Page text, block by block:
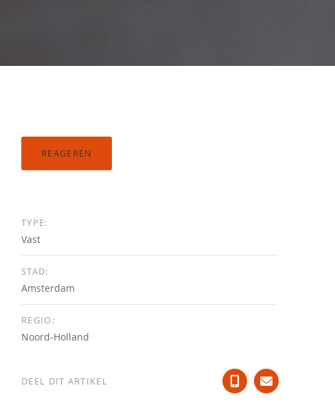
REAGEREN
TYPE:
Vast
STAD:
Amsterdam
REGIO:
Noord-Holland
DEEL DIT ARTIKEL